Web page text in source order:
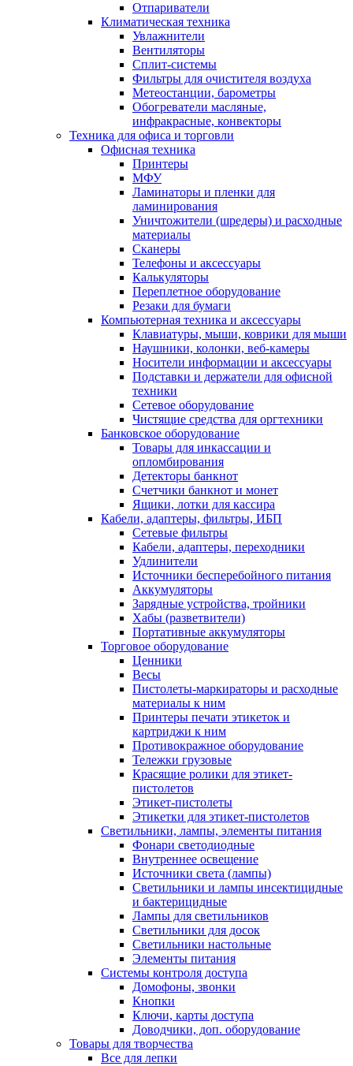
Отпариватели
Климатическая техника
Увлажнители
Вентиляторы
Сплит-системы
Фильтры для очистителя воздуха
Метеостанции, барометры
Обогреватели масляные,
инфракрасные, конвекторы
Техника для офиса и торговли
Офисная техника
Принтеры
МФУ
Ламинаторы и пленки для
ламинирования
Уничтожители (шредеры) и расходные
материалы
Сканеры
Телефоны и аксессуары
Калькуляторы
Переплетное оборудование
Резаки для бумаги
Компьютерная техника и аксессуары
Клавиатуры, мыши, коврики для мыши
Наушники, колонки, веб-камеры
Носители информации и аксессуары
Подставки и держатели для офисной
техники
Сетевое оборудование
Чистящие средства для оргтехники
Банковское оборудование
Товары для инкассации и
опломбирования
Детекторы банкнот
Счетчики банкнот и монет
Ящики, лотки для кассира
Кабели, адаптеры, фильтры, ИБП
Сетевые фильтры
Кабели, адаптеры, переходники
Удлинители
Источники бесперебойного питания
Аккумуляторы
Зарядные устройства, тройники
Хабы (разветвители)
Портативные аккумуляторы
Торговое оборудование
Ценники
Весы
Пистолеты-маркираторы и расходные
материалы к ним
Принтеры печати этикеток и
картриджи к ним
Противокражное оборудование
Тележки грузовые
Красящие ролики для этикет-
пистолетов
Этикет-пистолеты
Этикетки для этикет-пистолетов
Светильники, лампы, элементы питания
Фонари светодиодные
Внутреннее освещение
Источники света (лампы)
Светильники и лампы инсектицидные
и бактерицидные
Лампы для светильников
Светильники для досок
Светильники настольные
Элементы питания
Системы контроля доступа
Домофоны, звонки
Кнопки
Ключи, карты доступа
Доводчики, доп. оборудование
Товары для творчества
Все для лепки